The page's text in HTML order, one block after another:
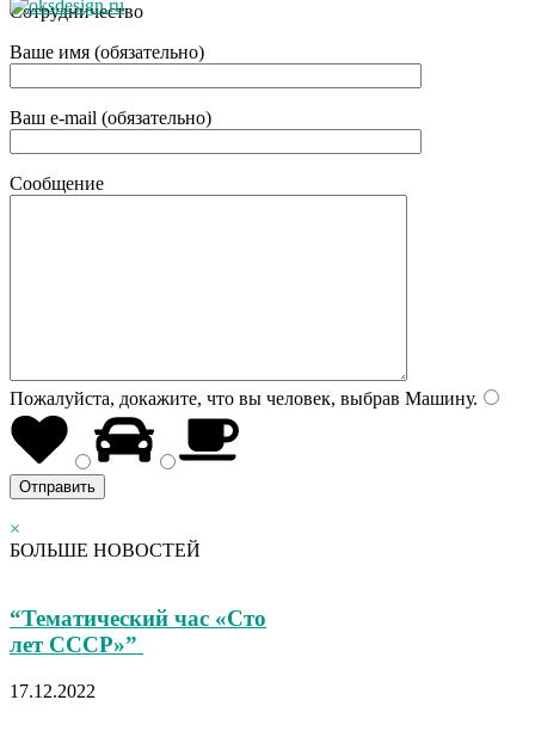
Сотрудничество
Ваше имя (обязательно)
Ваш e-mail (обязательно)
Сообщение
Пожалуйста, докажите, что вы человек, выбрав Машину.
×
БОЛЬШЕ НОВОСТЕЙ
“Тематический час «Сто
лет СССР»”
17.12.2022